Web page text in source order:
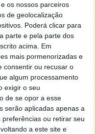
os nossos parceiros
de geolocalização
Poderá clicar para
parte e pela parte dos
acima. Em
mais pormenorizadas e
consentir ou recusar o
algum processamento
exigir o seu
de se opor a esse
serão aplicadas apenas a
ou retirar seu
a este site e
como for segue por mail
2005 às 11:21
Faz da seguinte maneira,
com o botão direito do
separador Menu ‘Iniciar’
encontrarás no separador
Browser com que queres